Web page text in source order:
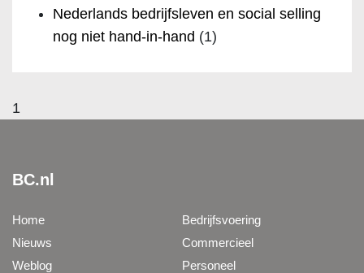
Nederlands bedrijfsleven en social selling
nog niet hand-in-hand (1)
1
BC.nl
Home
Nieuws
Weblog
Bedrijfsvoering
Commercieel
Personeel